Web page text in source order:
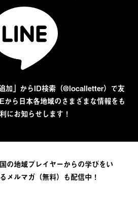
加」からID検索（@localletter）で友
から日本各地域のさまざまな情報をも
にお知らせします！
の地域プレイヤーからの学びをい
メルマガ（無料）も配信中！